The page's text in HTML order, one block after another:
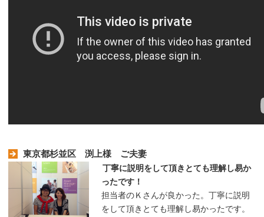
東京都杉並区 渕上様 ご夫妻
丁寧に説明をして頂きとても理解し易か
ったです！
担当者のＫさんが良かった。丁寧に説明
をして頂きとても理解し易かったです。